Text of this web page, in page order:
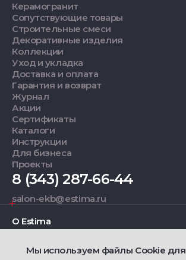
Керамогранит
Сопутствующие товары
Строительные смеси
Декоративные изделия
Коллекции
Уход и укладка
Доставка и оплата
Гарантия и возврат
Журнал
Акции
Сертификаты
Каталоги
Инструкции
Для бизнеса
Проекты
8 (343) 287-66-44
salon-ekb@estima.ru
О Estima
Дизайнерам
Мы используем файлы Cookie для